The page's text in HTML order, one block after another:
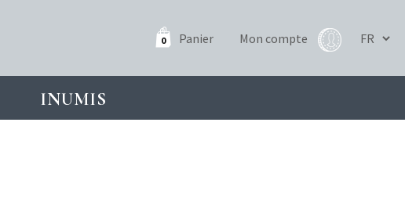
0 Panier Mon compte
INUMIS